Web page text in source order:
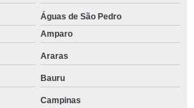
Águas de São Pedro
Amparo
Araras
Bauru
Campinas